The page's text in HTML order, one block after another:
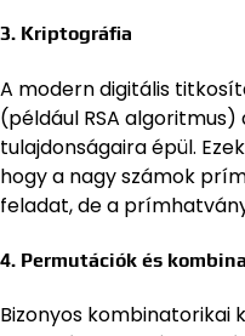
3. Kriptográfia
A modern digitális
(például RSA
tulajdonságaira épül.
hogy a nagy számok
feladat, de a
4. Permutációk és
Bizonyos kombinatorikai